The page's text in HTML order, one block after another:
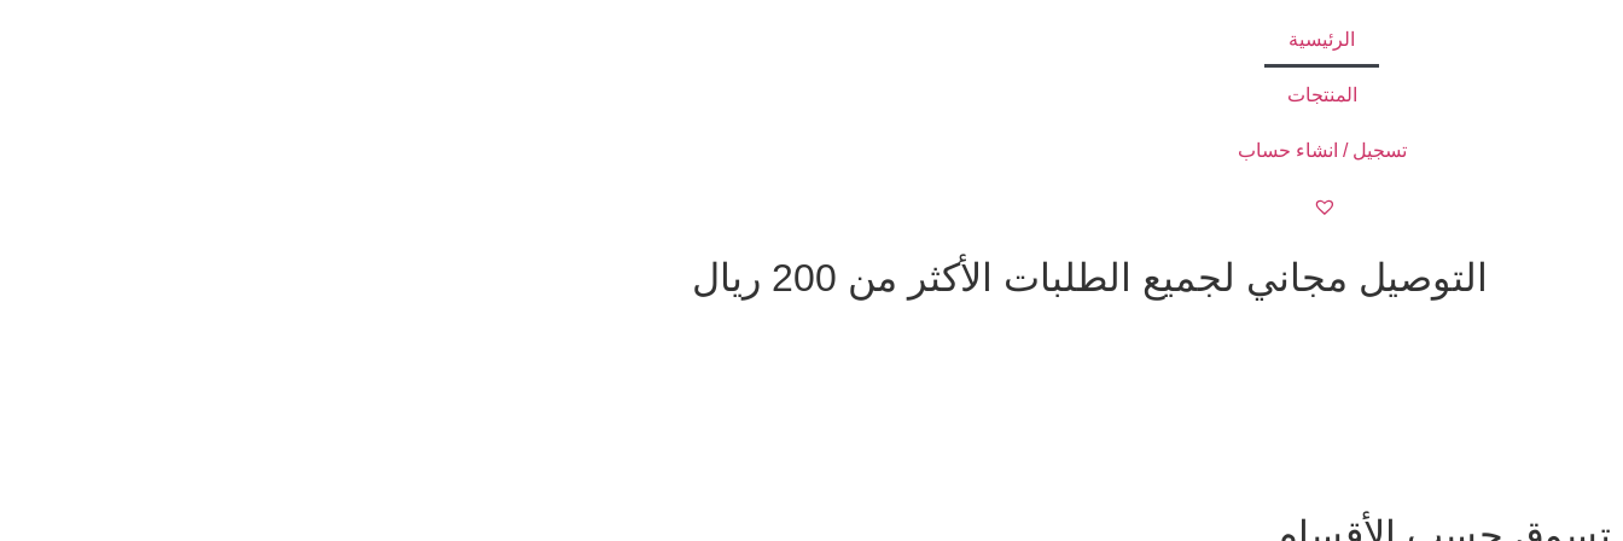
الرئيسية
المنتجات
تسجيل / انشاء حساب
التوصيل مجاني لجميع الطلبات الأكثر من 200 ريال